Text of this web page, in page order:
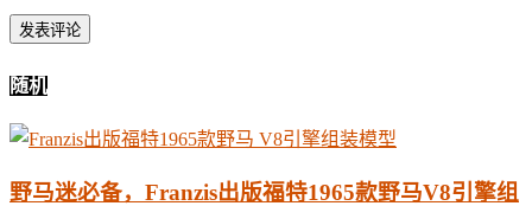
随机
野马迷必备，Franzis出版福特1965款野马V8引擎组